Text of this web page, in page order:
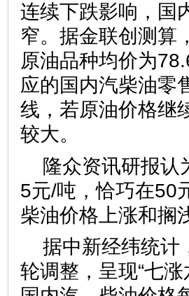
连续下跌影响，国
窄。据金联创测算
原油品种均价为
应的国内汽柴油零
线，若原油价格继
较大。
隆众资讯研报认
5元/吨，恰巧在50
柴油价格上涨和搁
据中新经纬统计
轮调整，呈现“七